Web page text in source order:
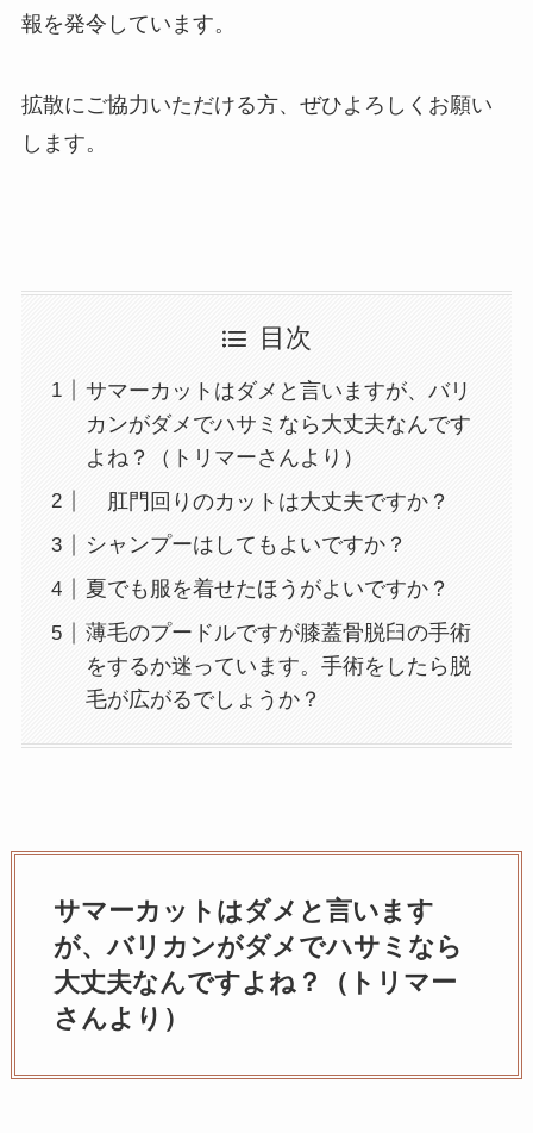
報を発令しています。
拡散にご協力いただける方、ぜひよろしくお願い
します。
目次
サマーカットはダメと言いますが、バリ
カンがダメでハサミなら大丈夫なんです
よね？（トリマーさんより）
肛門回りのカットは大丈夫ですか？
シャンプーはしてもよいですか？
夏でも服を着せたほうがよいですか？
薄毛のプードルですが膝蓋骨脱臼の手術
をするか迷っています。手術をしたら脱
毛が広がるでしょうか？
サマーカットはダメと言います
が、バリカンがダメでハサミなら
大丈夫なんですよね？（トリマー
さんより）